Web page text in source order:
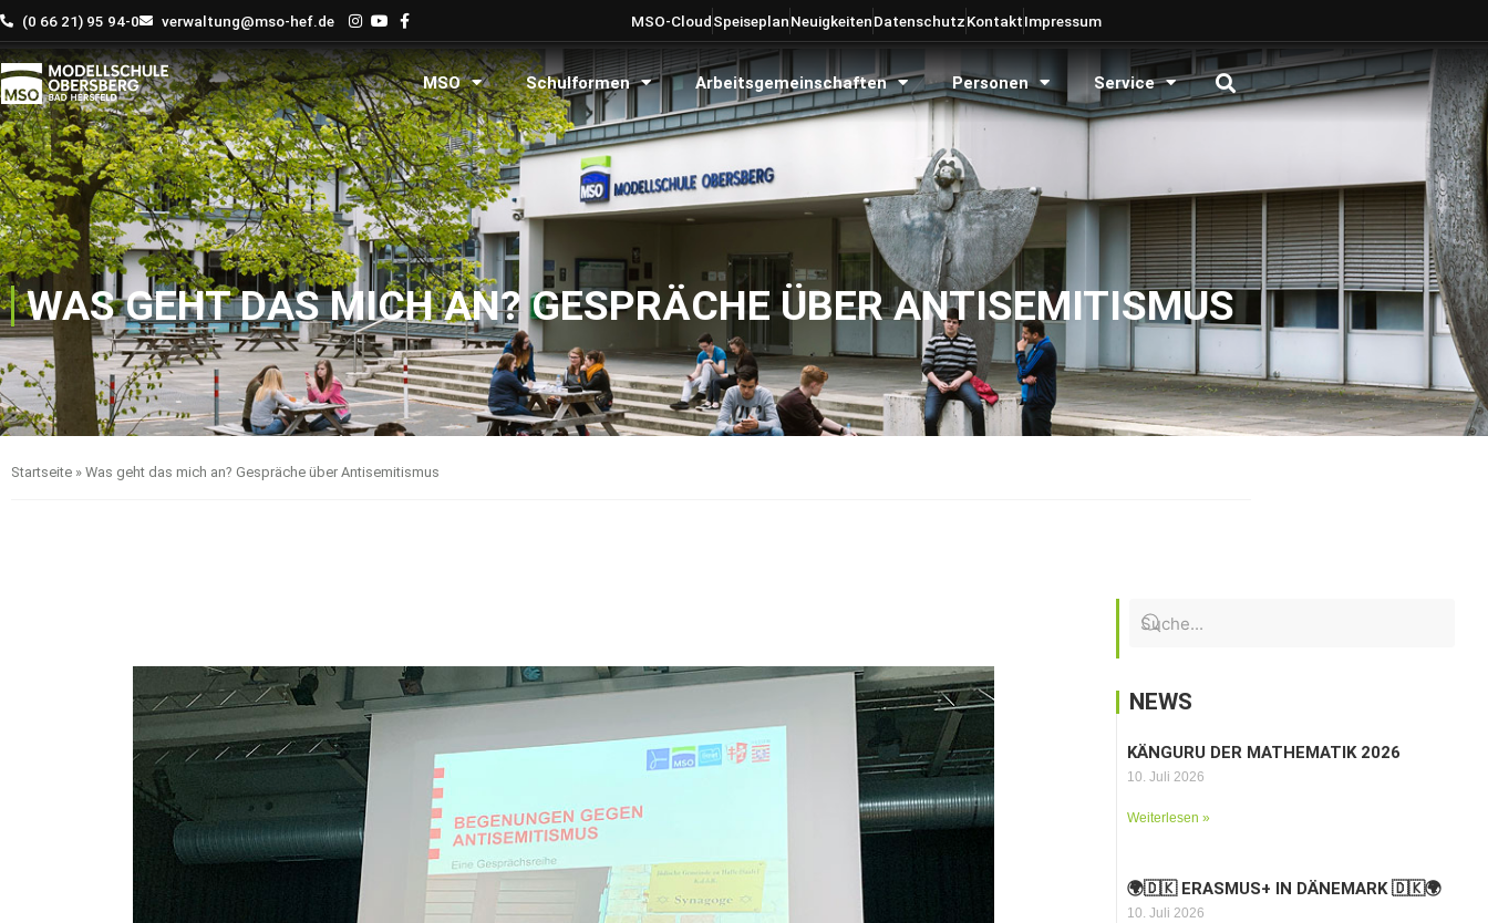
Zum
Inhalt
springen
(0 66 21) 95 94-0 verwaltung@mso-hef.de MSO-CloudSpeiseplanNeuigkeitenDatenschutzKontaktImpressum
MSO Schulformen Arbeitsgemeinschaften Personen Service
WAS GEHT DAS MICH AN? GESPRÄCHE ÜBER ANTISEMITISMUS
Startseite » Was geht das mich an? Gespräche über Antisemitismus
NEWS
KÄNGURU DER MATHEMATIK 2026
10. Juli 2026
Weiterlesen »
🌍🇩🇰 ERASMUS+ IN DÄNEMARK 🇩🇰🌍
10. Juli 2026